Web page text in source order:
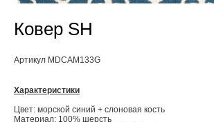
Ковер SH
Артикул MDCAM133G
Характеристики
Цвет: морской синий + слоновая кость
Материал: 100% шерсть